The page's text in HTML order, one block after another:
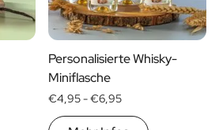
Personalisierte Whisky-
Miniflasche
€4,95 -€6,95